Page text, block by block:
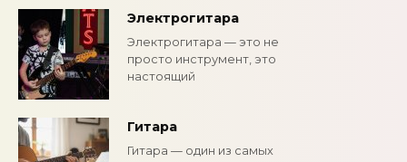
Электрогитара
Электрогитара — это не
просто инструмент, это
настоящий
Гитара
Гитара — один из самых